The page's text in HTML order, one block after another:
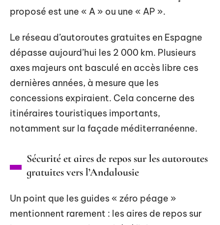
proposé est une « A » ou une « AP ».
Le réseau d’autoroutes gratuites en Espagne
dépasse aujourd’hui les 2 000 km. Plusieurs
axes majeurs ont basculé en accès libre ces
dernières années, à mesure que les
concessions expiraient. Cela concerne des
itinéraires touristiques importants,
notamment sur la façade méditerranéenne.
Sécurité et aires de repos sur les autoroutes
gratuites vers l’Andalousie
Un point que les guides « zéro péage »
mentionnent rarement : les aires de repos sur